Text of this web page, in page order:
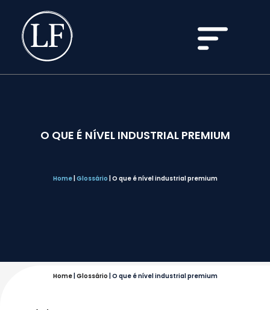
O QUE É NÍVEL INDUSTRIAL PREMIUM
Home| Glossário O que é nível industrial premium
Home| Glossário O que é nível industrial premium